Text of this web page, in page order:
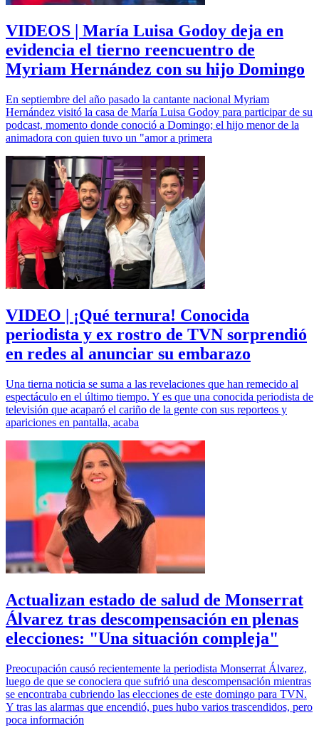
VIDEOS | María Luisa Godoy deja en
evidencia el tierno reencuentro de
Myriam Hernández con su hijo Domingo
En septiembre del año pasado la cantante nacional Myriam
Hernández visitó la casa de María Luisa Godoy para participar de su
podcast, momento donde conoció a Domingo; el hijo menor de la
animadora con quien tuvo un "amor a primera
VIDEO | ¡Qué ternura! Conocida
periodista y ex rostro de TVN sorprendió
en redes al anunciar su embarazo
Una tierna noticia se suma a las revelaciones que han remecido al
espectáculo en el último tiempo. Y es que una conocida periodista de
televisión que acaparó el cariño de la gente con sus reporteos y
apariciones en pantalla, acaba
Actualizan estado de salud de Monserrat
Álvarez tras descompensación en plenas
elecciones: "Una situación compleja"
Preocupación causó recientemente la periodista Monserrat Álvarez,
luego de que se conociera que sufrió una descompensación mientras
se encontraba cubriendo las elecciones de este domingo para TVN.
Y tras las alarmas que encendió, pues hubo varios trascendidos, pero
poca información